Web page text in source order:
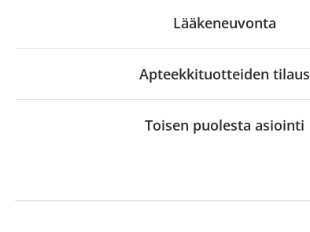
Lääkeneuvonta
Apteekkituotteiden tilaus
Toisen puolesta asiointi